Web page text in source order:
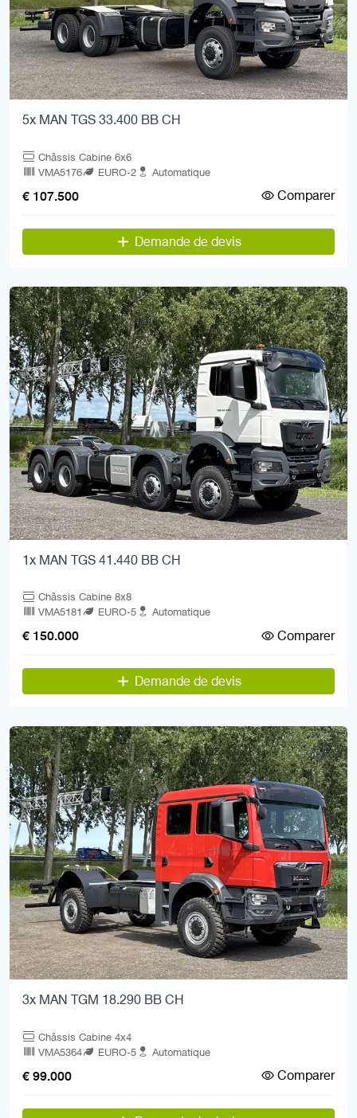
5x MAN TGS 33.400 BB CH
Châssis Cabine 6x6
VMA5176
EURO-2 Automatique
€ 107.500 Comparer
Demande de devis
1x MAN TGS 41.440 BB CH
Châssis Cabine 8x8
VMA5181
EURO-5 Automatique
€ 150.000 Comparer
Demande de devis
3x MAN TGM 18.290 BB CH
Châssis Cabine 4x4
VMA5364
EURO-5 Automatique
€ 99.000 Comparer